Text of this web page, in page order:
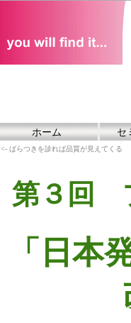
ホーム セ
<- ばらつきを診れば品質が見えてくる
第３回
「日本